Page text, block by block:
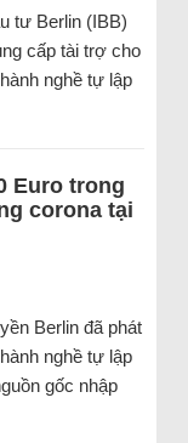
tư Berlin (IBB)
cấp tài trợ cho
nghề tự lập
Euro trong
corona tại
Berlin đã phát
nghề tự lập
gốc nhập